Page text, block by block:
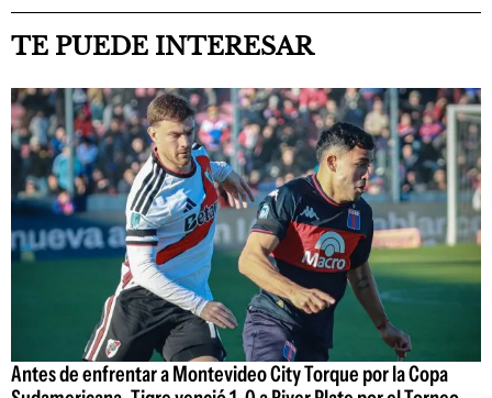
TE PUEDE INTERESAR
Antes de enfrentar a Montevideo City Torque por la Copa